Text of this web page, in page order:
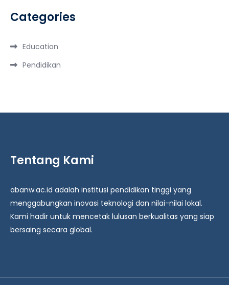
Categories
Education
Pendidikan
Tentang Kami
abanw.ac.id adalah institusi pendidikan tinggi yang
menggabungkan inovasi teknologi dan nilai-nilai lokal.
Kami hadir untuk mencetak lulusan berkualitas yang siap
bersaing secara global.